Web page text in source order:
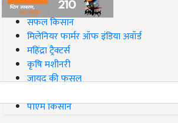
#Top on Krishi Jagran
सफल किसान
मिलेनियर फार्मर ऑफ इंडिया अवॉर्ड
महिंद्रा ट्रैक्टर्स
कृषि मशीनरी
जायद की फसल
पीएम किसान